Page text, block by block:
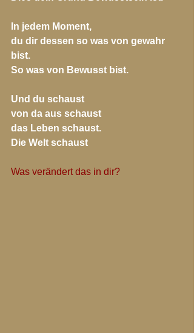
In jedem Moment,
du dir dessen so was von gewahr
bist.
So was von Bewusst bist.
Und du schaust
von da aus schaust
das Leben schaust.
Die Welt schaust
Was verändert das in dir?